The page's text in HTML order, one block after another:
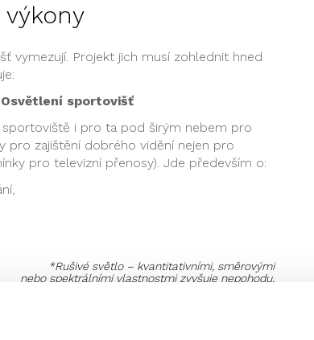
vymezují. Projekt jich musí zohlednit hned
Osvětlení sportovišť
i pro ta pod širým nebem pro
pro zajištění dobrého vidění nejen pro
pro televizní přenosy). Jde především o:
*Rušivé světlo – kvantitativními, směrovými
nebo spektrálními vlastnostmi zvyšuje nepohodu,
které je nutné dodržet při návrhu na
hodnoty týkající se osvětlenosti,